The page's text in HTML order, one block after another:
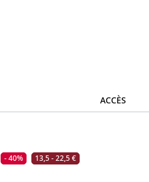
ACCÈS
- 40% 13,5 - 22,5 €